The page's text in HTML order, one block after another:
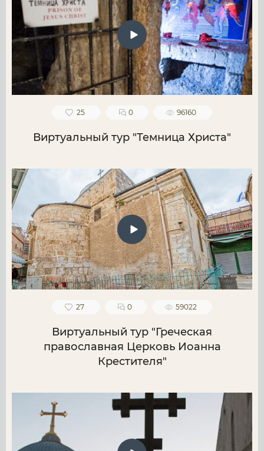
25 0 96160
Виртуальный тур "Темница Христа"
27 0 59022
Виртуальный тур "Греческая
православная Церковь Иоанна
Крестителя"